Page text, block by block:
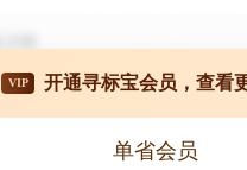
VIP 开通寻标宝会员，查看
单省会员